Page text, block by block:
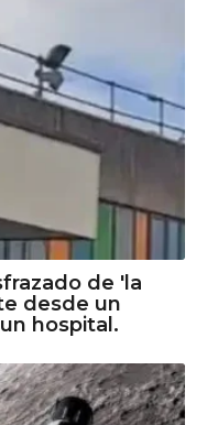
de 'la
desde un
hospital.